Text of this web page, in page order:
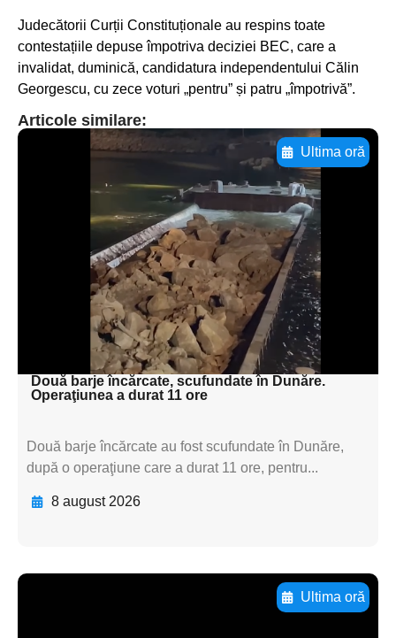
Judecătorii Curții Constituționale au respins toate
contestațiile depuse împotriva deciziei BEC, care a
invalidat, duminică, candidatura independentului Călin
Georgescu, cu zece voturi „pentru” și patru „împotrivă”.
Articole similare:
Ultima oră
Adaugă aici textul pentru
subtitluAdaugă aici
textul pentru
subtitluAdaugă aici
textul pentru
subtitluAdaugă aici
textul pentru subti
Două barje încărcate, scufundate în Dunăre.
Operaţiunea a durat 11 ore
Două barje încărcate au fost scufundate în Dunăre,
după o operaţiune care a durat 11 ore, pentru...
8 august 2026
Ultima oră